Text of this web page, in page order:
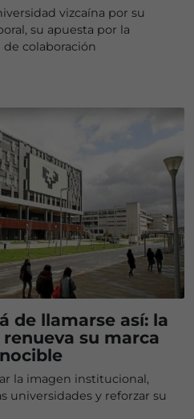
vizcaína por su
su apuesta por la
colaboración
de llamarse así: la
su marca
la imagen institucional,
universidades y reforzar su